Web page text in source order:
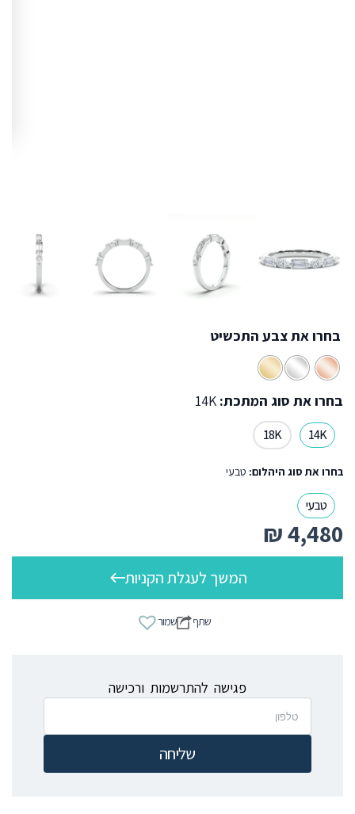
בחרו את צבע התכשיט
בחרו את סוג המתכת:14K
18K 14K
בחרו את סוג היהלום: טִבעִי
טִבעִי
₪4,480
המשך לעגלת הקניות
שמור שתף
פגישה להתרשמות ורכישה
שליחה